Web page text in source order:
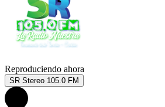
Reproduciendo ahora
SR Stereo 105.0 FM